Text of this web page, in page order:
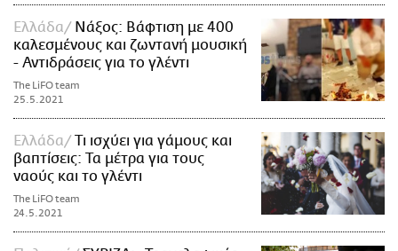
Ελλάδα
Νάξος: Βάφτιση με 400
καλεσμένους και ζωντανή μουσική
- Αντιδράσεις για το γλέντι
The LiFO team
25.5.2021
Ελλάδα
Τι ισχύει για γάμους και
βαπτίσεις: Τα μέτρα για τους
ναούς και το γλέντι
The LiFO team
24.5.2021